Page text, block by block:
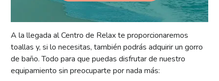
A la llegada al Centro de Relax te proporcionaremos
toallas y, si lo necesitas, también podrás adquirir un gorro
de baño. Todo para que puedas disfrutar de nuestro
equipamiento sin preocuparte por nada más: